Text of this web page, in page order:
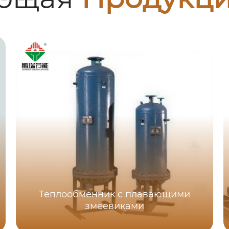
Теплообменник с плавающими
змеевиками